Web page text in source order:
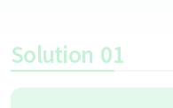
Solution 01